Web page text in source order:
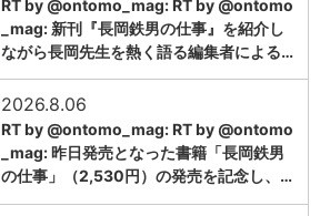
RT by @ontomo_mag: RT by @ontomo
_mag: 新刊『長岡鉄男の仕事』を紹介し
ながら長岡先生を熱く語る編集者による…
2026.8.06
RT by @ontomo_mag: RT by @ontomo
_mag: 昨日発売となった書籍「長岡鉄男
の仕事」（2,530円）の発売を記念し、…